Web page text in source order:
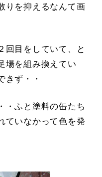
りを抑えるなんて画
目をしていて、と
場を組み換えてい
きず・・
ふと塗料の缶たち
ていなかって色を発